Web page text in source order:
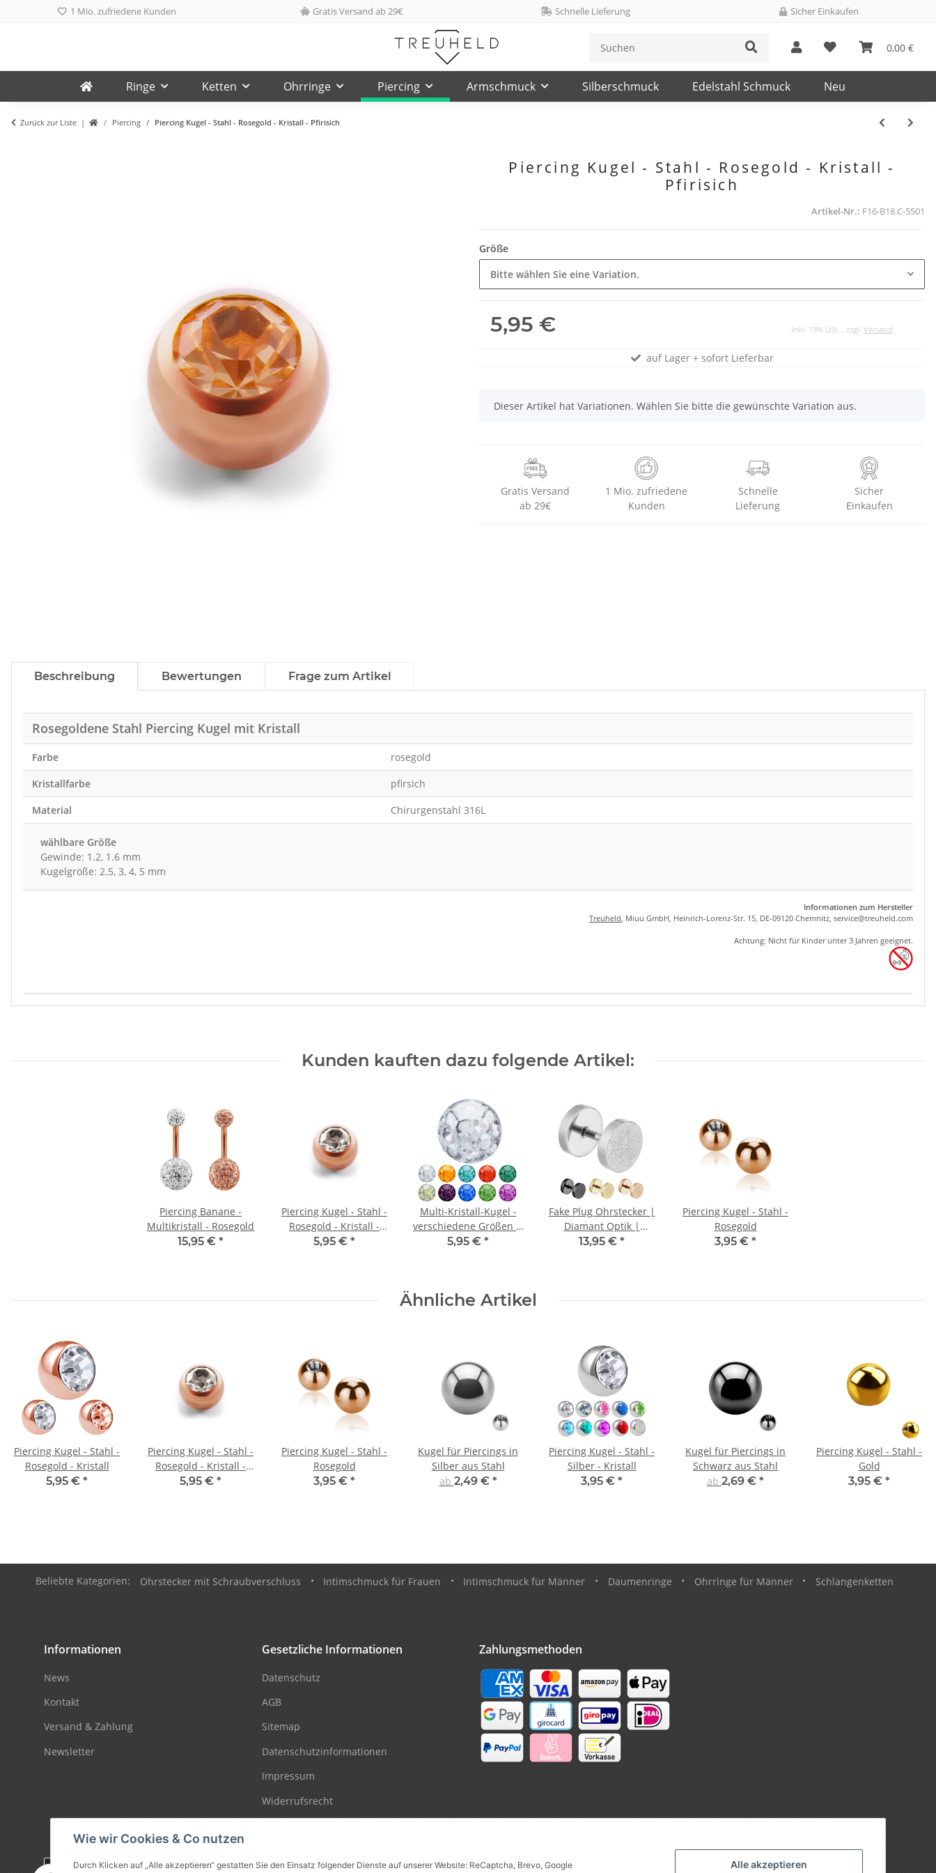
Alle akzeptieren
Wie wir Cookies & Co nutzen
Durch Klicken auf „Alle akzeptieren“ gestatten Sie den Einsatz folgender Dienste auf unserer Website: ReCaptcha, Brevo, Google
1 Mio. zufriedene Kunden Gratis Versand ab 29€ Schnelle Lieferung Sicher Einkaufen
0,00 €
Ringe Ketten Ohrringe Piercing Armschmuck Silberschmuck Edelstahl Schmuck Neu
Zurück zur Liste Piercing Piercing Kugel - Stahl - Rosegold - Kristall - Pfirisich
Piercing Kugel - Stahl - Rosegold - Kristall -
Pfirisich
Artikel-Nr.: F16-B18.C-5501
Größe
Bitte wählen Sie eine Variation.
5,95 € inkl. 19% USt. , zzgl. Versand
auf Lager + sofort Lieferbar
x
Dieser Artikel hat Variationen. Wählen Sie bitte die gewünschte Variation aus.
Gratis Versand
ab 29€
1 Mio. zufriedene
Kunden
Schnelle
Lieferung
Sicher
Einkaufen
Beschreibung Bewertungen Frage zum Artikel
Rosegoldene Stahl Piercing Kugel mit Kristall
Farbe
rosegold
Kristallfarbe
pfirsich
Material
Chirurgenstahl 316L
wählbare Größe
Gewinde: 1.2, 1.6 mm
Kugelgröße: 2.5, 3, 4, 5 mm
Informationen zum Hersteller
Treuheld, Miuu GmbH, Heinrich-Lorenz-Str. 15, DE-09120 Chemnitz, service@treuheld.com
Achtung: Nicht für Kinder unter 3 Jahren geeignet.
Produkteigenschaft
Wert
Kunden kauften dazu folgende Artikel:
Piercing Banane -
Multikristall - Rosegold
15,95 € *
Piercing Kugel - Stahl -
Rosegold - Kristall -
Klar
5,95 € *
Multi-Kristall-Kugel -
verschiedene Größen &
Farben
5,95 € *
Fake Plug Ohrstecker |
Diamant Optik |
Chirurgenstahl
13,95 € *
Piercing Kugel - Stahl -
Rosegold
3,95 € *
Ähnliche Artikel
Piercing Kugel - Stahl -
Rosegold - Kristall
5,95 € *
Piercing Kugel - Stahl -
Rosegold - Kristall -
Klar
5,95 € *
Piercing Kugel - Stahl -
Rosegold
3,95 € *
Kugel für Piercings in
Silber aus Stahl
ab 2,49 € *
Piercing Kugel - Stahl -
Silber - Kristall
3,95 € *
Kugel für Piercings in
Schwarz aus Stahl
ab 2,69 € *
Piercing Kugel - Stahl -
Gold
3,95 € *
Beliebte Kategorien: Ohrstecker mit Schraubverschluss • Intimschmuck für Frauen • Intimschmuck für Männer • Daumenringe • Ohrringe für Männer • Schlangenketten
Informationen
News
Kontakt
Versand & Zahlung
Newsletter
Gesetzliche Informationen
Datenschutz
AGB
Sitemap
Datenschutzinformationen
Impressum
Widerrufsrecht
Zahlungsmethoden